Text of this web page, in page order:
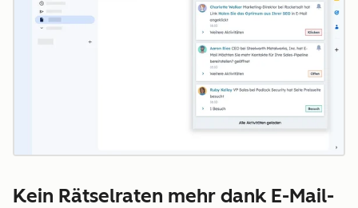
Kein Rätselraten mehr dank E-Mail-